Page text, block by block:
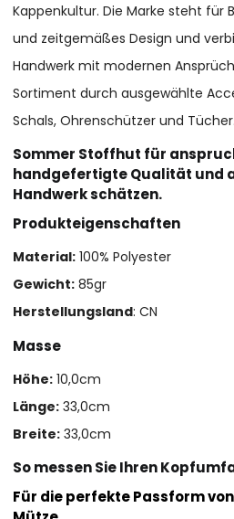
Kappenkultur. Die Marke steht für
und zeitgemäßes Design und
Handwerk mit modernen
Sortiment durch ausgewählte
Schals, Ohrenschützer und Tücher.
Sommer Stoffhut für
handgefertigte Qualität und
Handwerk schätzen.
Produkteigenschaften
Material: 100% Polyester
Gewicht: 85gr
Herstellungsland: CN
Masse
Höhe: 10,0cm
Länge: 33,0cm
Breite: 33,0cm
So messen Sie Ihren
Für die perfekte Passform